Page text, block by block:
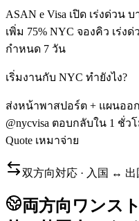
ASAN e Visa เปิด เร่งด่วน
เพิ่ม 75% NYC จองคิว เร่ง
กำหนด 7 วัน
เริ่มงานกับ NYC ทำยังไง?
ส่งหน้าพาสปอร์ต + แผนออ
@nycvisa ตอบกลับใน 1 ชั่ว
Quote เหมาจ่าย
双方向対応 · 入国 ↔ 出
両方向ワンス